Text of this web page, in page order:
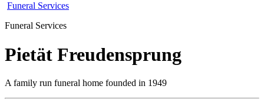
Funeral Services
Funeral Services
Pietät Freudensprung
A family run funeral home founded in 1949